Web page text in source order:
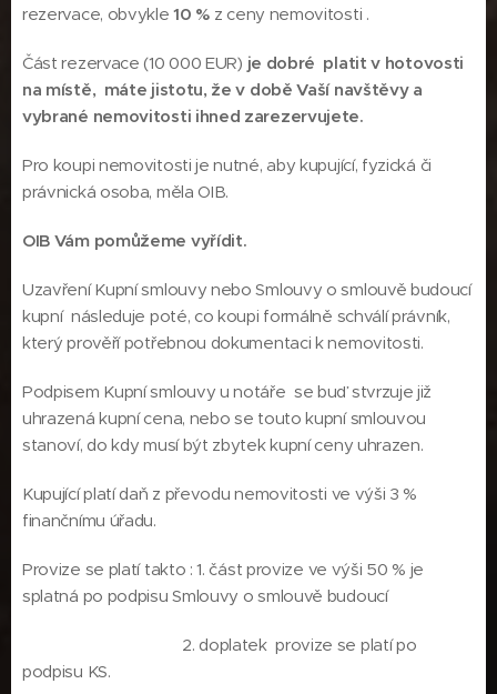
rezervace, obvykle10 % z ceny nemovitosti .
Část rezervace (10 000 EUR) je dobré platit v hotovosti
na místě, máte jistotu, že v době Vaší navštěvy a
vybrané nemovitosti ihned zarezervujete.
Pro koupi nemovitosti je nutné, aby kupující, fyzická či
právnická osoba, měla OIB.
OIB Vám pomůžeme vyřídit.
Uzavření Kupní smlouvy nebo Smlouvy o smlouvě budoucí
kupní následuje poté, co koupi formálně schválí právník,
který prověří potřebnou dokumentaci k nemovitosti.
Podpisem Kupní smlouvy u notáře se buď stvrzuje již
uhrazená kupní cena, nebo se touto kupní smlouvou
stanoví, do kdy musí být zbytek kupní ceny uhrazen.
Kupující platí daň z převodu nemovitosti ve výši 3 %
finančnímu úřadu.
Provize se platí takto : 1. část provize ve výši 50 % je
splatná po podpisu Smlouvy o smlouvě budoucí
2. doplatek provize se platí po
podpisu KS.